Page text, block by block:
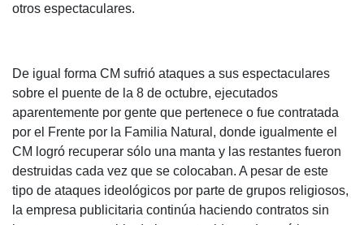
otros espectaculares.
De igual forma CM sufrió ataques a sus espectaculares
sobre el puente de la 8 de octubre, ejecutados
aparentemente por gente que pertenece o fue contratada
por el Frente por la Familia Natural, donde igualmente el
CM logró recuperar sólo una manta y las restantes fueron
destruidas cada vez que se colocaban. A pesar de este
tipo de ataques ideológicos por parte de grupos religiosos,
la empresa publicitaria continúa haciendo contratos sin